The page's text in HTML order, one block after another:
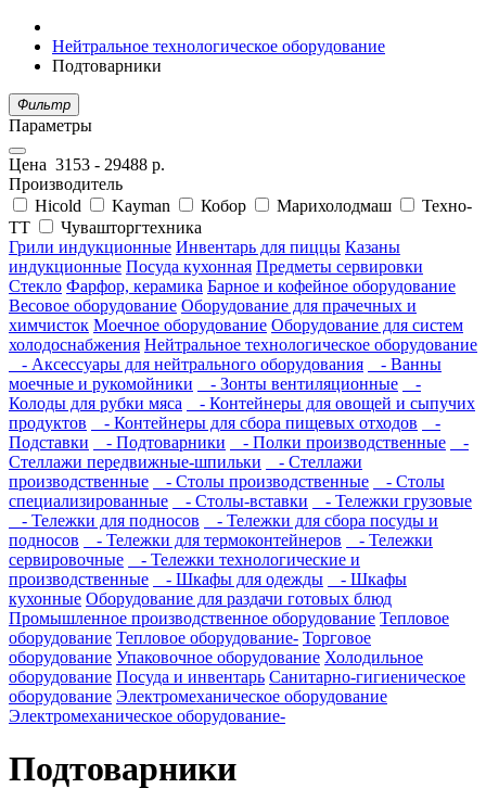
Нейтральное технологическое оборудование
Подтоварники
Фильтр
Параметры
Цена 3153 - 29488 р.
Производитель
Hicold
Kayman Кобор Марихолодмаш
Техно-
ТТ
Чувашторгтехника
Грили индукционные Инвентарь для пиццы Казаны
индукционные Посуда кухонная Предметы сервировки
Стекло Фарфор, керамика Барное и кофейное оборудование
Весовое оборудование Оборудование для прачечных и
химчисток Моечное оборудование Оборудование для систем
холодоснабжения Нейтральное технологическое оборудование
- Аксессуары для нейтрального оборудования
- Ванны
моечные и рукомойники
- Зонты вентиляционные
-
Колоды для рубки мяса
- Контейнеры для овощей и сыпучих
продуктов
- Контейнеры для сбора пищевых отходов
-
Подставки
- Подтоварники - Полки производственные
-
Стеллажи передвижные-шпильки
- Стеллажи
производственные
- Столы производственные
- Столы
специализированные
- Столы-вставки
- Тележки грузовые
- Тележки для подносов
- Тележки для сбора посуды и
подносов
- Тележки для термоконтейнеров
- Тележки
сервировочные
- Тележки технологические и
производственные
- Шкафы для одежды
- Шкафы
кухонные Оборудование для раздачи готовых блюд
Промышленное производственное оборудование Тепловое
оборудование Тепловое оборудование- Торговое
оборудование Упаковочное оборудование Холодильное
оборудование Посуда и инвентарь Санитарно-гигиеническое
оборудование Электромеханическое оборудование
Электромеханическое оборудование-
Подтоварники